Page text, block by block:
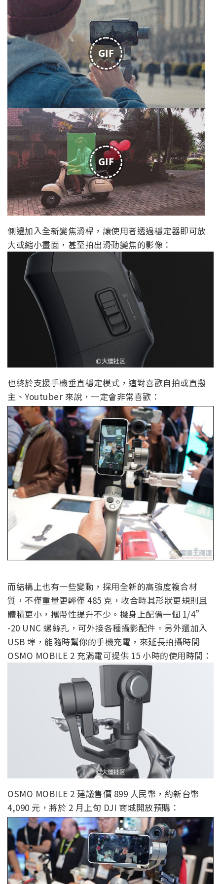
GIF
GIF
側邊加入全新變焦滑桿，讓使用者透過穩定器即可放
大或縮小畫面，甚至拍出滑動變焦的影像：
也終於支援手機垂直穩定模式，這對喜歡自拍或直撥
主、Youtuber 來說，一定會非常喜歡：
而結構上也有一些變動，採用全新的高強度複合材
質，不僅重量更輕僅 485 克，收合時其形狀更規則且
體積更小，攜帶性提升不少。機身上配備一個 1/4”
-20 UNC 螺絲孔，可外接各種攝影配件。另外還加入
USB 埠，能隨時幫你的手機充電，來延長拍攝時間
OSMO MOBILE 2 充滿電可提供 15 小時的使用時間：
OSMO MOBILE 2 建議售價 899 人民幣，約新台幣
4,090 元，將於 2 月上旬 DJI 商城開放預購：